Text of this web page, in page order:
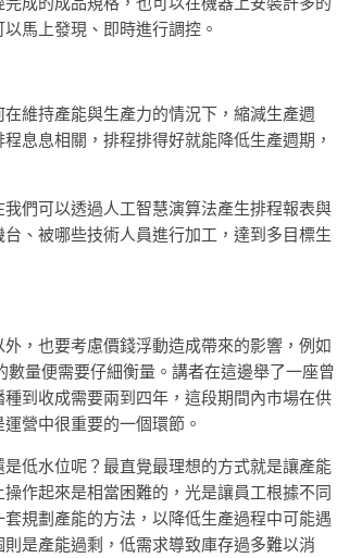
馬上發現、即時進行調控。
維持產能與生產力的情況下，縮減生產週
息息相關，排程排得好就能降低生產週期，
們可以透過人工智慧演算法產生排程報表與
、被哪些技術人員進行加工，達到多目標生
，也要考慮價錢浮動造成帶來的影響，例如
量便需要仔細衡量。講者在這邊舉了一座曾
到收成需要兩到四年，這段期間內市場在供
營中很重要的一個環節。
低水位呢？最直覺最理想的方式就是讓產能
作起來是相當困難的，光是讓員工根據不同
規劃產能的方法，以降低生產過程中可能遇
是產能過剩，低需求導致庫存過多難以消